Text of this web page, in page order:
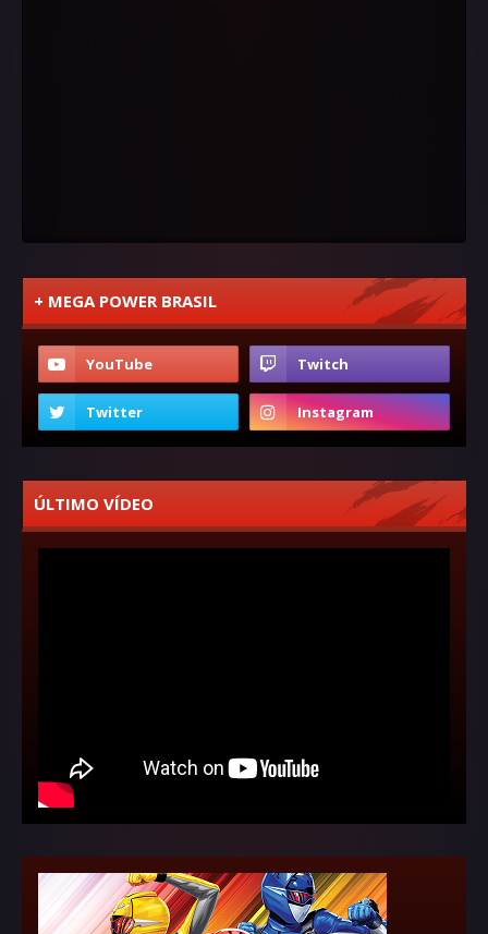
+ MEGA POWER BRASIL
ÚLTIMO VÍDEO